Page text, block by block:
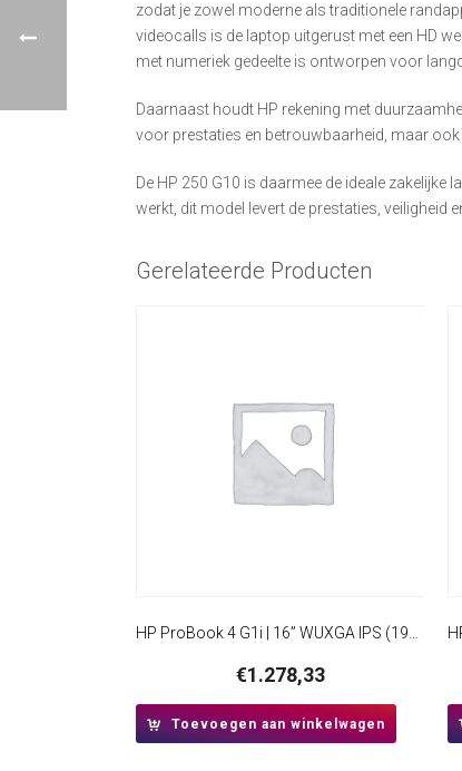
zodat je zowel moderne als traditionele
videocalls is de laptop uitgerust met een HD
met numeriek gedeelte is ontworpen voor
Daarnaast houdt HP rekening met
voor prestaties en betrouwbaarheid, maar
De HP 250 G10 is daarmee de ideale
werkt, dit model levert de prestaties, veiligheid
Gerelateerde Producten
HP ProBook 4 G1i | 16” WUXGA IPS (1920×1200) | Intel Core Ultra 5 225U | 16GB DDR5 | 512GB SSD | W11 Professional
€1.278,33
Toevoegen aan winkelwagen